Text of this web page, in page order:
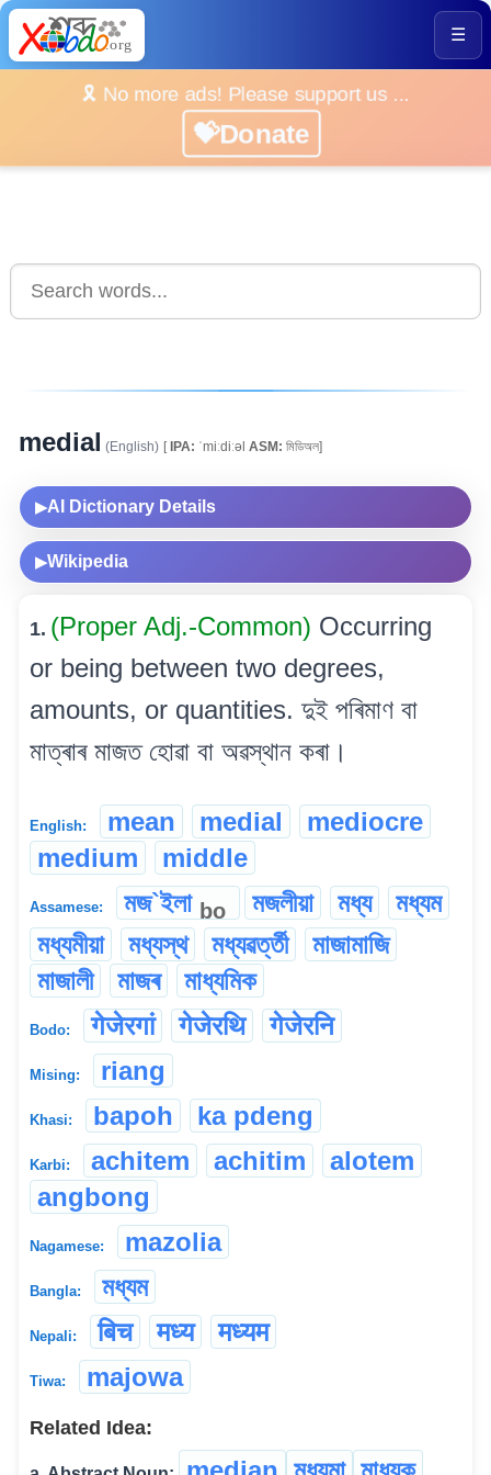
☰
🎗️ No more ads! Please support us ...
💝Donate
medial (English) [IPA: ˈmiːdiːəl ASM: মিডিঅল]
▶AI Dictionary Details
▶Wikipedia
1. (Proper Adj.-Common) Occurring
or being between two degrees,
amounts, or quantities. দুই পৰিমাণ বা
মাত্ৰাৰ মাজত হোৱা বা অৱস্থান কৰা।
English: mean medial
mediocre
medium
middle
Assamese: মজ`ইলা bo মজলীয়া মধ্য
মধ্যম
মধ্যমীয়া
মধ্যস্থ মধ্যৱৰ্ত্তী
মাজামাজি
মাজালী
মাজৰ মাধ্যমিক
Bodo: गेजेरगां गेजेरथि गेजेरनि
Mising: riang
Khasi: bapoh ka pdeng
Karbi: achitem achitim
alotem
angbong
Nagamese: mazolia
Bangla: মধ্যম
Nepali: बिच मध्य मध्यम
Tiwa: majowa
Related Idea: